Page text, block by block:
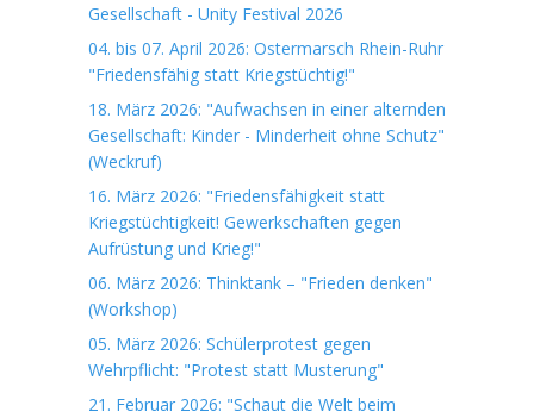
Gesellschaft - Unity Festival 2026
04. bis 07. April 2026: Ostermarsch Rhein-Ruhr
"Friedensfähig statt Kriegstüchtig!"
18. März 2026: "Aufwachsen in einer alternden
Gesellschaft: Kinder - Minderheit ohne Schutz"
(Weckruf)
16. März 2026: "Friedensfähigkeit statt
Kriegstüchtigkeit! Gewerkschaften gegen
Aufrüstung und Krieg!"
06. März 2026: Thinktank – "Frieden denken"
(Workshop)
05. März 2026: Schülerprotest gegen
Wehrpflicht: "Protest statt Musterung"
21. Februar 2026: "Schaut die Welt beim